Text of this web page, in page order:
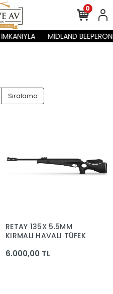
MİDLAND
0
Sıralama
RETAY 135X 5.5MM
KIRMALI HAVALI TÜFEK
6.000,00 TL